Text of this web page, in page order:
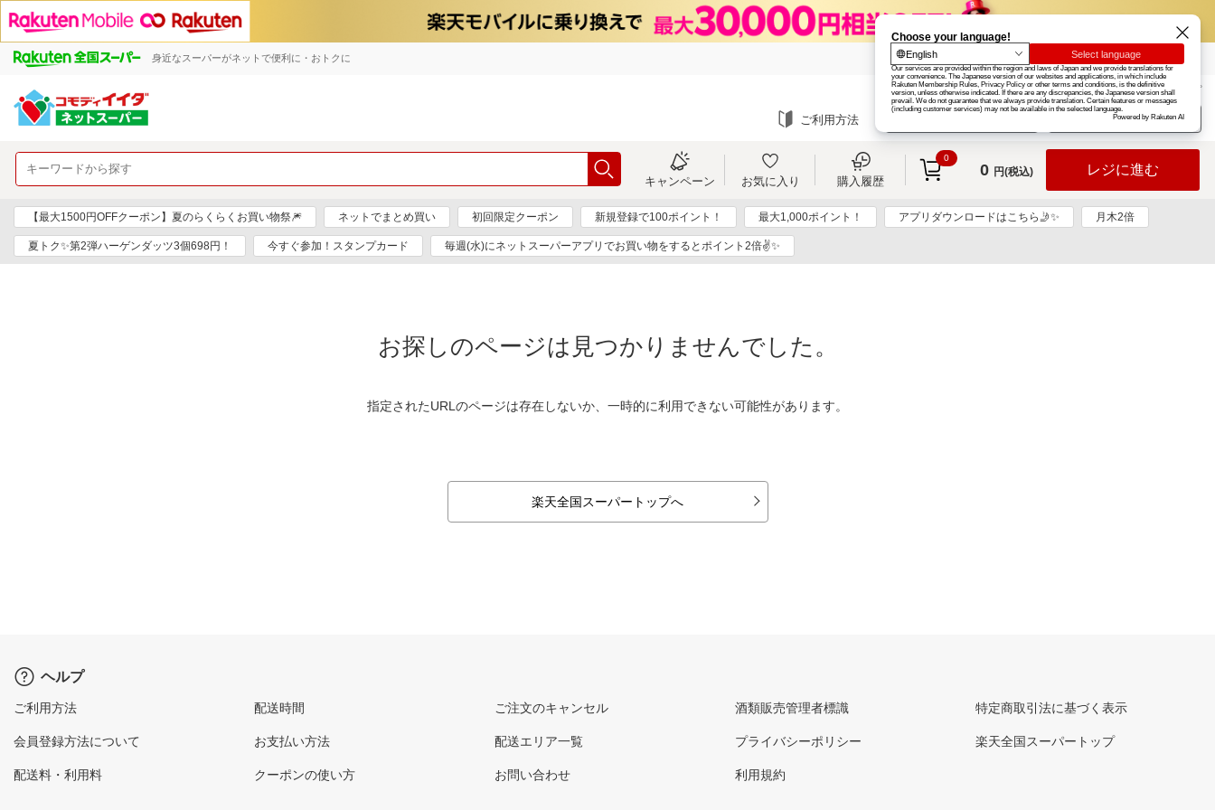
身近なスーパーがネットで便利に・おトクに 楽天グループ カード
お知らせ ヘルプ
ご利用方法 ログイン
キャンペーン お気に入り 購入履歴
0
0 円(税込) レジに進む
【最大1500円OFFクーポン】夏のらくらくお買い物祭🎆 ネットでまとめ買い 初回限定クーポン 新規登録で100ポイント！ 最大1,000ポイント！ アプリダウンロードはこちら🤳✨ 月木2倍
夏トク✨第2弾ハーゲンダッツ3個698円！ 今すぐ参加！スタンプカード 毎週(水)にネットスーパーアプリでお買い物をするとポイント2倍✌✨
お探しのページは見つかりませんでした。
指定されたURLのページは存在しないか、一時的に利用できない可能性があります。
楽天全国スーパートップへ
ヘルプ
ご利用方法
会員登録方法について
配送料・利用料
配送時間
お支払い方法
クーポンの使い方
ご注文のキャンセル
配送エリア一覧
お問い合わせ
酒類販売管理者標識
プライバシーポリシー
利用規約
特定商取引法に基づく表示
楽天全国スーパートップ